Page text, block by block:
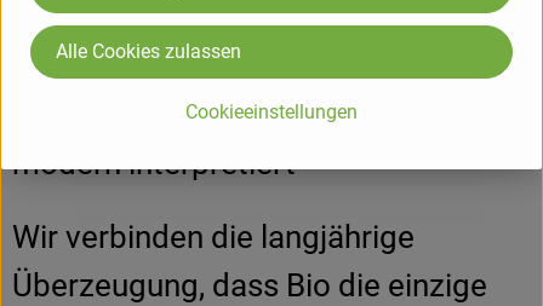
nur puur bio GmbH
D 46459 Rees
Ursprünglicher Bio-Gedanke –
modern interpretiert
Wir verbinden die langjährige
Überzeugung, dass Bio die einzige
Cookieeinstellungen
Alle Cookies zulassen